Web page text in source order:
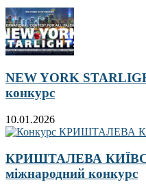
NEW YORK
конкурс
10.01.2026
КРИШТАЛЕВА
міжнародний конкурс